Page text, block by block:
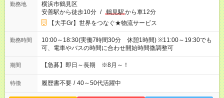
勤務地
横浜市鶴見区
安善駅から徒歩10分 / 鶴見駅から車12分
【大手Gr】世界をつなぐ★物流サービス
勤務時間
10:00～18:30(実働7時間30分 休憩1時間) ※11:00～19:30でも
可、電車やバスの時間に合わせ開始時間微調整可
期間 【急募】即日～長期 ※8月～！
特徴 履歴書不要 / 40～50代活躍中